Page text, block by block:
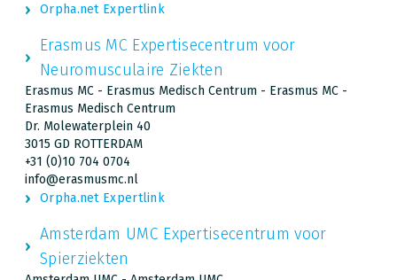
Orpha.net Expertlink
Erasmus MC Expertisecentrum voor
Neuromusculaire Ziekten
Erasmus MC - Erasmus Medisch Centrum - Erasmus MC -
Erasmus Medisch Centrum
Dr. Molewaterplein 40
3015 GD ROTTERDAM
+31 (0)10 704 0704
info@erasmusmc.nl
Orpha.net Expertlink
Amsterdam UMC Expertisecentrum voor
Spierziekten